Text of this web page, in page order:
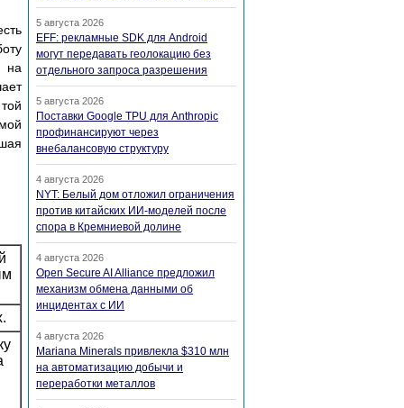
на
5 августа 2026
EFF: рекламные SDK для Android
могут передавать геолокацию без
отдельного запроса разрешения
5 августа 2026
Поставки Google TPU для Anthropic
профинансируют через
внебалансовую структуру
4 августа 2026
NYT: Белый дом отложил ограничения
против китайских ИИ-моделей после
спора в Кремниевой долине
4 августа 2026
Open Secure AI Alliance предложил
механизм обмена данными об
инцидентах с ИИ
4 августа 2026
Mariana Minerals привлекла $310 млн
на автоматизацию добычи и
переработки металлов